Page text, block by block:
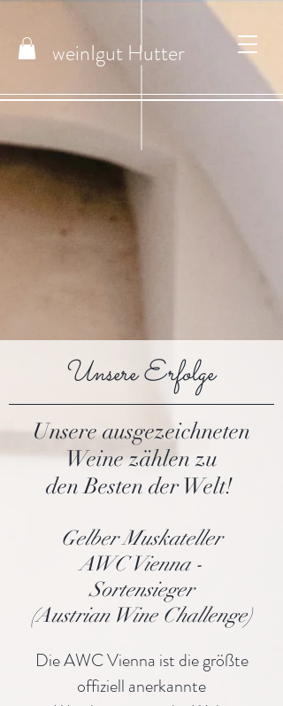
weinIgut Hutter
Unsere Erfolge
Unsere ausgezeichneten
Weine zählen zu
den Besten der Welt!
Gelber Muskateller
AWC Vienna -
Sortensieger
(Austrian Wine Challenge)
Die AWC Vienna ist die größte
offiziell anerkannte